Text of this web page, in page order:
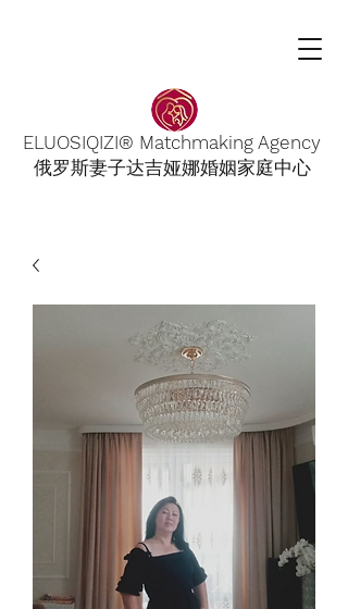
ELUOSIQIZI® Matchmaking Agency
俄罗斯妻子达吉娅娜婚姻家庭中心